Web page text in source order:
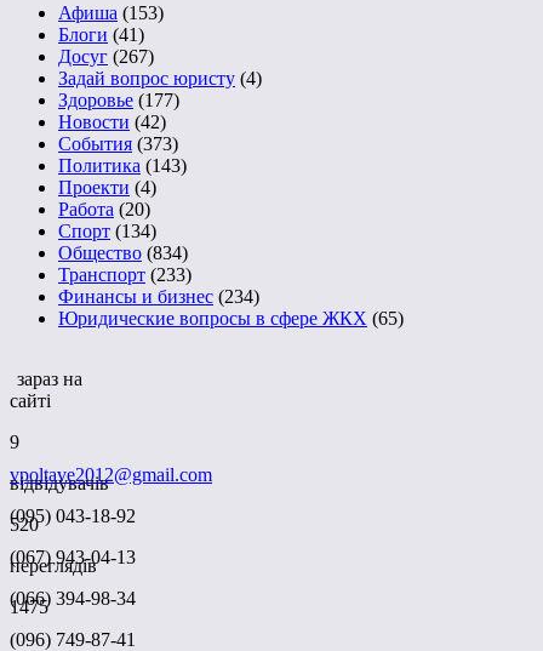
Афиша (153)
Блоги (41)
Досуг (267)
Задай вопрос юристу (4)
Здоровье (177)
Новости (42)
События (373)
Политика (143)
Проекти (4)
Работа (20)
Спорт (134)
Общество (834)
Транспорт (233)
Финансы и бизнес (234)
Юридические вопросы в сфере ЖКХ (65)
зараз на
сайті
9
відвідувачів
520
переглядів
1475
vpoltave2012@gmail.com
(095) 043-18-92
(067) 943-04-13
(066) 394-98-34
(096) 749-87-41